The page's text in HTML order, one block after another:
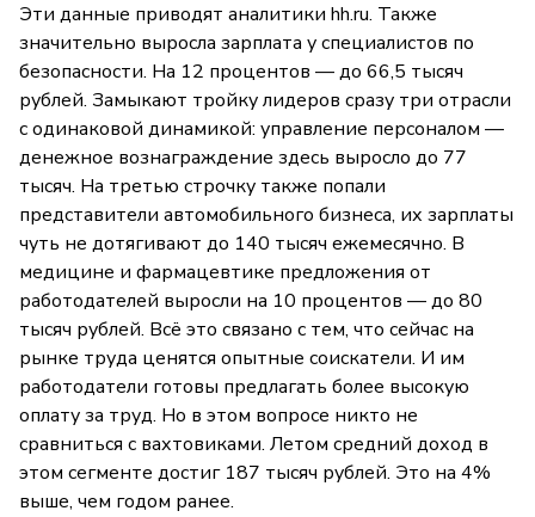
Эти данные приводят аналитики hh.ru. Также
значительно выросла зарплата у специалистов по
безопасности. На 12 процентов — до 66,5 тысяч
рублей. Замыкают тройку лидеров сразу три отрасли
с одинаковой динамикой: управление персоналом —
денежное вознаграждение здесь выросло до 77
тысяч. На третью строчку также попали
представители автомобильного бизнеса, их зарплаты
чуть не дотягивают до 140 тысяч ежемесячно. В
медицине и фармацевтике предложения от
работодателей выросли на 10 процентов — до 80
тысяч рублей. Всё это связано с тем, что сейчас на
рынке труда ценятся опытные соискатели. И им
работодатели готовы предлагать более высокую
оплату за труд. Но в этом вопросе никто не
сравниться с вахтовиками. Летом средний доход в
этом сегменте достиг 187 тысяч рублей. Это на 4%
выше, чем годом ранее.